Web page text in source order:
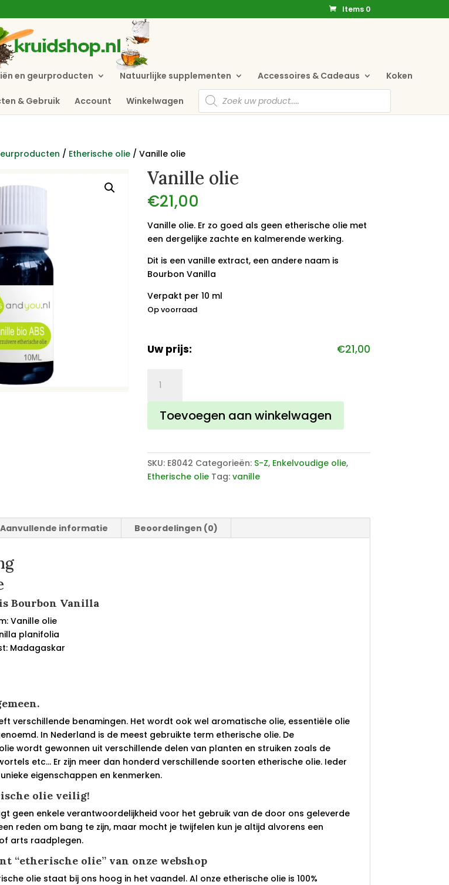
Items 0
en geurproducten Natuurlijke supplementen Accessoires & Cadeaus Koken
& Gebruik Account Winkelwagen
Producten
zoeken
/ Etherische olie/ Vanille olie
Vanille olie
€21,00
Vanille olie. Er zo goed als geen etherische olie met
een dergelijke zachte en kalmerende werking.
Dit is een vanille extract, een andere naam is
Bourbon Vanilla
Verpakt per 10 ml
Op voorraad
Uw prijs: €21,00
olie
aantal
Toevoegen aan winkelwagen
SKU: E8042 Categorieën: S-Z, Enkelvoudige olie,
Etherische olie Tag: vanille
Aanvullende informatie Beoordelingen (0)
Bourbon Vanilla
Vanille olie
planifolia
Madagaskar
verschillende benamingen. Het wordt ook wel aromatische olie, essentiële olie
In Nederland is de meest gebruikte term etherische olie. De
wordt gewonnen uit verschillende delen van planten en struiken zoals de
etc… Er zijn meer dan honderd verschillende soorten etherische olie. Ieder
eigenschappen en kenmerken.
olie veilig!
geen enkele verantwoordelijkheid voor het gebruik van de door ons geleverde
reden om bang te zijn, maar mocht je twijfelen kun je altijd alvorens een
arts raadplegen.
“etherische olie” van onze webshop
olie staat bij ons hoog in het vaandel. Al onze etherische olie is 100%